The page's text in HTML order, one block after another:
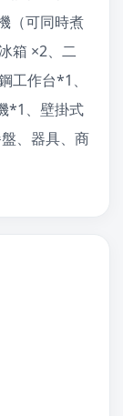
（可同時煮
箱 ×2、二
工作台*1、
*1、壁掛式
、器具、商